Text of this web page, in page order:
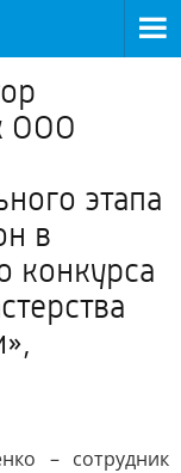
ООО
этапа
в
конкурса
– сотрудник